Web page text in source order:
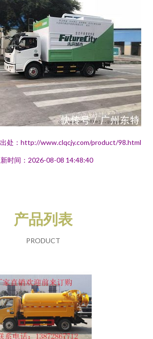
处：http://www.clqcjy.com/product/98.html
时间：2026-08-08 14:48:40
产品列表
PRODUCT